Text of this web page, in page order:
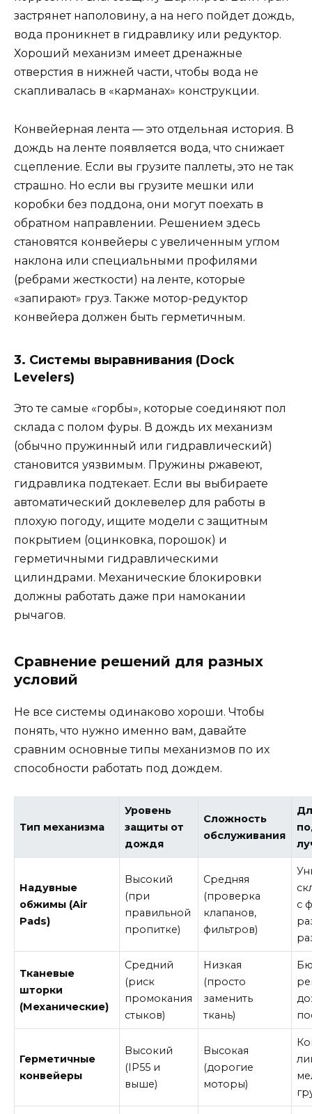
застрянет наполовину, а на него пойдет дождь,
вода проникнет в гидравлику или редуктор.
Хороший механизм имеет дренажные
отверстия в нижней части, чтобы вода не
скапливалась в «карманах» конструкции.
Конвейерная лента — это отдельная история. В
дождь на ленте появляется вода, что снижает
сцепление. Если вы грузите паллеты, это не так
страшно. Но если вы грузите мешки или
коробки без поддона, они могут поехать в
обратном направлении. Решением здесь
становятся конвейеры с увеличенным углом
наклона или специальными профилями
(ребрами жесткости) на ленте, которые
«запирают» груз. Также мотор-редуктор
конвейера должен быть герметичным.
3. Системы выравнивания (Dock
Levelers)
Это те самые «горбы», которые соединяют пол
склада с полом фуры. В дождь их механизм
(обычно пружинный или гидравлический)
становится уязвимым. Пружины ржавеют,
гидравлика подтекает. Если вы выбираете
автоматический доклевелер для работы в
плохую погоду, ищите модели с защитным
покрытием (оцинковка, порошок) и
герметичными гидравлическими
цилиндрами. Механические блокировки
должны работать даже при намокании
рычагов.
Сравнение решений для разных
условий
Не все системы одинаково хороши. Чтобы
понять, что нужно именно вам, давайте
сравним основные типы механизмов по их
способности работать под дождем.
Тип механизма
Уровень
защиты от
дождя
Сложность
обслуживания
Надувные
обжимы (Air
Pads)
Высокий
(при
правильной
пропитке)
Средняя
(проверка
клапанов,
фильтров)
с
Тканевые
шторки
(Механические)
Средний
(риск
промокания
стыков)
Низкая
(просто
заменить
ткань)
Герметичные
конвейеры
Высокий
(IP55 и
выше)
Высокая
(дорогие
моторы)